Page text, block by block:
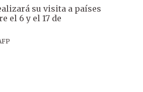
su visita a países
el 6 y el 17 de